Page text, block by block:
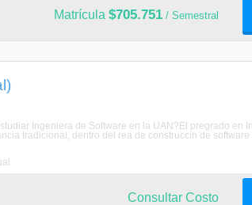
Matrícula $705.751 / Semestral
Ingeniera de Software en la UAN?El pregrado en
tradicional, dentro del rea de construccin de
Consultar Costo